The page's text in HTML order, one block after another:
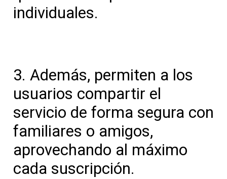
individuales.
3. Además, permiten a los
usuarios compartir el
servicio de forma segura con
familiares o amigos,
aprovechando al máximo
cada suscripción.